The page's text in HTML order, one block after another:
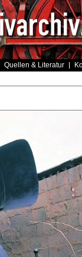
Quellen & Literatur